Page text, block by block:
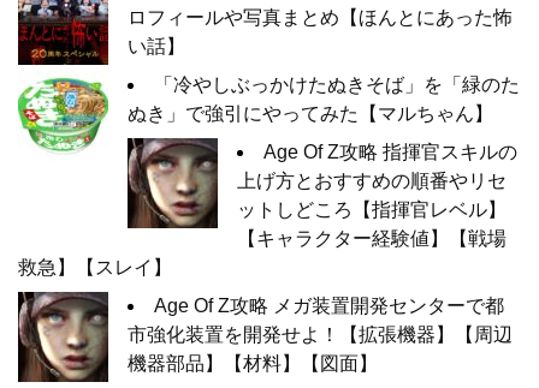
ロフィールや写真まとめ【ほんとにあった怖
い話】
「冷やしぶっかけたぬきそば」を「緑のた
ぬき」で強引にやってみた【マルちゃん】
Age Of Z攻略 指揮官スキルの
上げ方とおすすめの順番やリセ
ットしどころ【指揮官レベル】
【キャラクター経験値】【戦場
救急】【スレイ】
Age Of Z攻略 メガ装置開発センターで都
市強化装置を開発せよ！【拡張機器】【周辺
機器部品】【材料】【図面】